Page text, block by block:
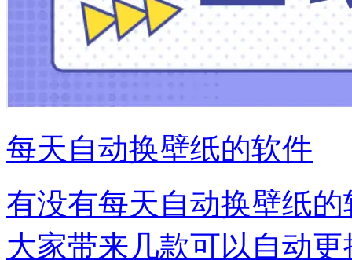
每天自动换壁纸的软件
有没有每天自动换壁纸
大家带来几款可以自动